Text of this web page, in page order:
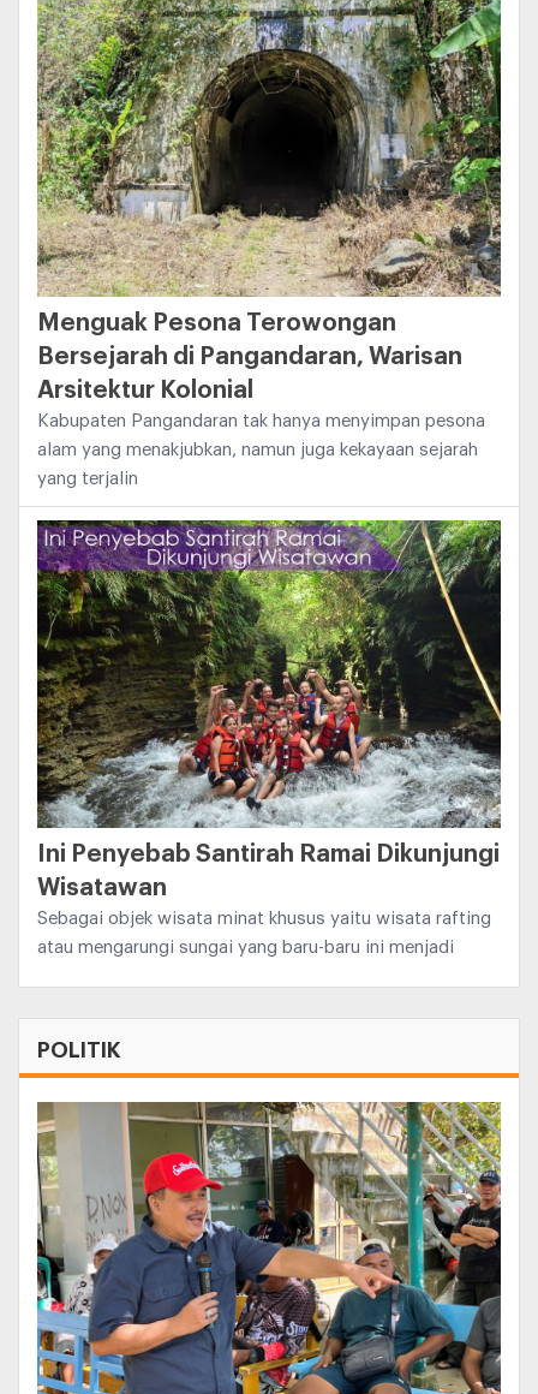
Menguak Pesona Terowongan
Bersejarah di Pangandaran, Warisan
Arsitektur Kolonial
Kabupaten Pangandaran tak hanya menyimpan pesona
alam yang menakjubkan, namun juga kekayaan sejarah
yang terjalin
Ini Penyebab Santirah Ramai Dikunjungi
Wisatawan
Sebagai objek wisata minat khusus yaitu wisata rafting
atau mengarungi sungai yang baru-baru ini menjadi
POLITIK